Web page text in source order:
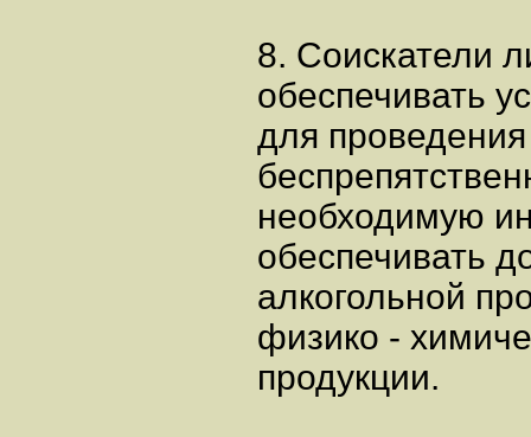
8. Соискатели
обеспечивать
для
необходимую
обеспечивать
алкогольной
физико -
продукции.